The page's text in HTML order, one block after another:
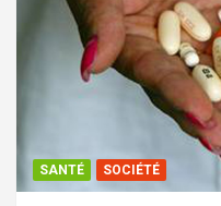
SANTÉ SOCIÉTÉ